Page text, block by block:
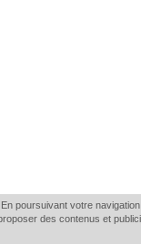
En poursuivant votre
des contenus et